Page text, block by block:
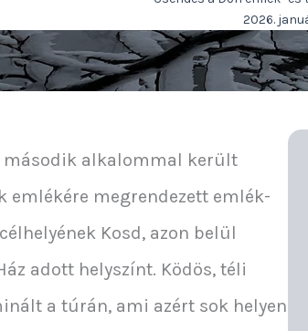
2026.
alkalommal került
emlékére megrendezett emlék-
Kosd, azon belül
adott helyszínt. Ködös, téli
a túrán, ami azért sok helyen